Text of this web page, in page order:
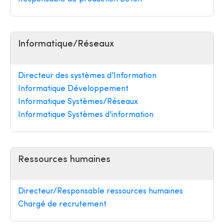
Informatique/Réseaux
Directeur des systèmes d'Information
Informatique Développement
Informatique Systèmes/Réseaux
Informatique Systèmes d'information
Ressources humaines
Directeur/Responsable ressources humaines
Chargé de recrutement